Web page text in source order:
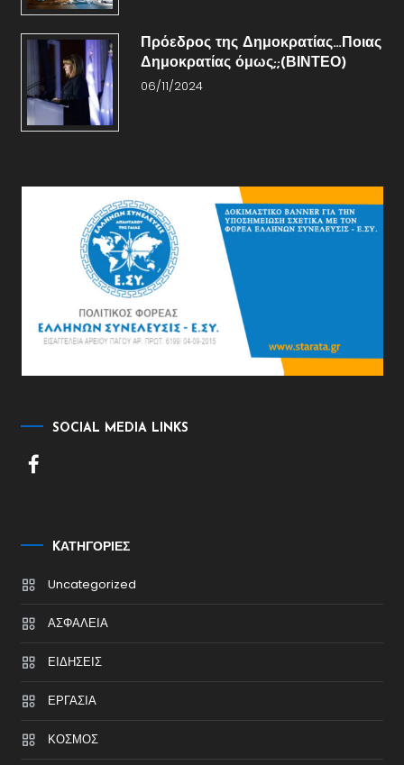
Πρόεδρος της Δημοκρατίας…Ποιας
Δημοκρατίας όμως;;(ΒΙΝΤΕΟ)
06/11/2024
SOCIAL MEDIA LINKS
KΑΤΗΓΟΡΊΕΣ
Uncategorized
ΑΣΦΑΛΕΙΑ
ΕΙΔΗΣΕΙΣ
ΕΡΓΑΣΙΑ
ΚΟΣΜΟΣ